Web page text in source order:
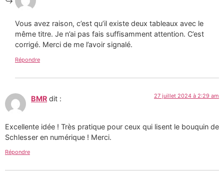
Vous avez raison, c’est qu’il existe deux tableaux avec le
même titre. Je n’ai pas fais suffisamment attention. C’est
corrigé. Merci de me l’avoir signalé.
Répondre
BMR dit : 27 juillet 2024 à 2:29 am
Excellente idée ! Très pratique pour ceux qui lisent le bouquin de
Schlesser en numérique ! Merci.
Répondre